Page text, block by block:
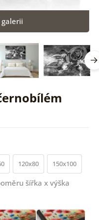
120x80 150x100
šířka x výška